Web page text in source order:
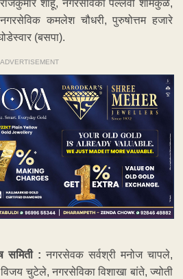
शाहू, नगरसेविका पल्लवी शामकुळे,
कमलेश चौधरी, पुरुषोत्तम हजारे
(बसपा).
ADVERTISEMENT
समिती : नगरसेवक सर्वश्री मनोज चापले,
चुटेले, नगरसेविका विशाखा बांते, ज्योती